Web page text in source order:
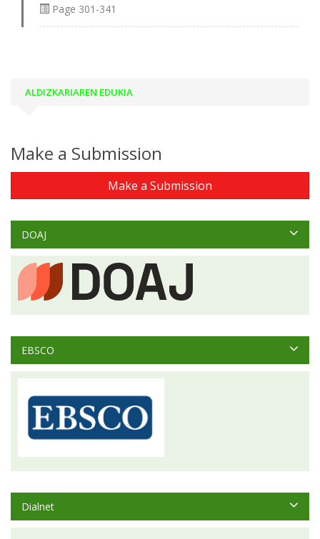
Page 301-341
ALDIZKARIAREN EDUKIA
Make a Submission
Make a Submission
DOAJ
EBSCO
Dialnet